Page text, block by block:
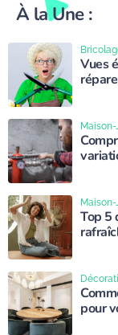
À la Une :
Vues
Top 5
pour